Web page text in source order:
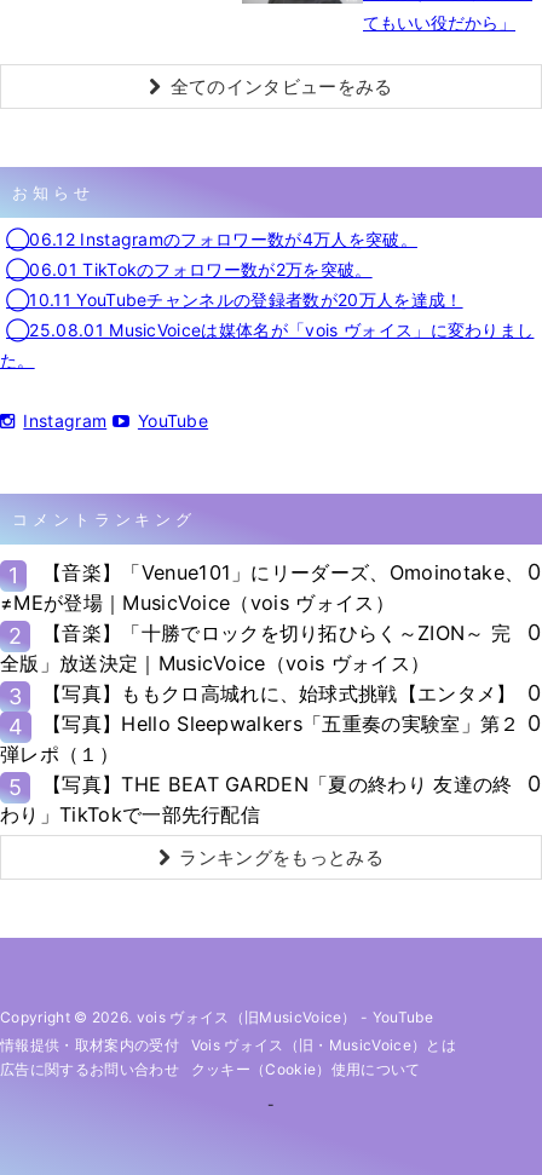
てもいい役だから」
全てのインタビューをみる
お知らせ
◯06.12 Instagramのフォロワー数が4万人を突破。
◯06.01 TikTokのフォロワー数が2万を突破。
◯10.11 YouTubeチャンネルの登録者数が20万人を達成！
◯25.08.01 MusicVoiceは媒体名が「vois ヴォイス」に変わりまし
た。
Instagram YouTube
コメントランキング
1
【音楽】「Venue101」にリーダーズ、Omoinotake、
≠MEが登場｜MusicVoice（vois ヴォイス）
0
2
【音楽】「十勝でロックを切り拓ひらく～ZION～ 完
全版」放送決定｜MusicVoice（vois ヴォイス）
0
3 【写真】ももクロ高城れに、始球式挑戦【エンタメ】
0
4
【写真】Hello Sleepwalkers「五重奏の実験室」第２
弾レポ（１）
0
5
【写真】THE BEAT GARDEN「夏の終わり 友達の終
わり」TikTokで一部先行配信
0
ランキングをもっとみる
Copyright © 2026. vois ヴォイス（旧MusicVoice） - YouTube
情報提供・取材案内の受付
Vois ヴォイス（旧・MusicVoice）とは
広告に関するお問い合わせ
クッキー（cookie）使用について
-